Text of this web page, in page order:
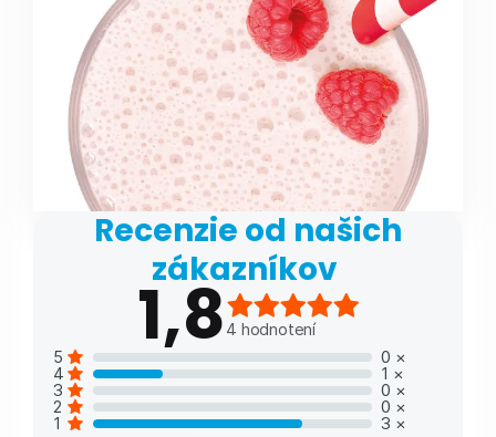
Recenzie od našich
zákazníkov
1,8 4 hodnotení
5
0 ×
4 1 ×
3 0 ×
2 0 ×
1 3 ×